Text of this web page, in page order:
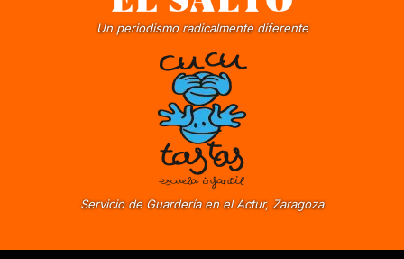
Un periodismo radicalmente diferente
Servicio de Guardería en el Actur, Zaragoza